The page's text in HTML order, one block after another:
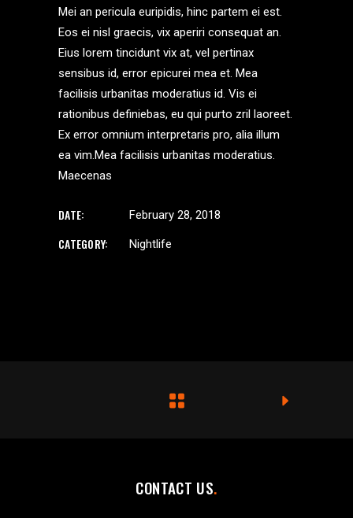
Mei an pericula euripidis, hinc partem ei est.
Eos ei nisl graecis, vix aperiri consequat an.
Eius lorem tincidunt vix at, vel pertinax
sensibus id, error epicurei mea et. Mea
facilisis urbanitas moderatius id. Vis ei
rationibus definiebas, eu qui purto zril laoreet.
Ex error omnium interpretaris pro, alia illum
ea vim.Mea facilisis urbanitas moderatius.
Maecenas
DATE: February 28, 2018
CATEGORY: Nightlife
CONTACT US